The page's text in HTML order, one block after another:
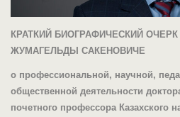
КРАТКИЙ БИОГРАФИЧЕСКИЙ
ЖУМАГЕЛЬДЫ САКЕНОВИЧЕ
о профессиональной, научной,
общественной деятельности
почетного профессора Казахского